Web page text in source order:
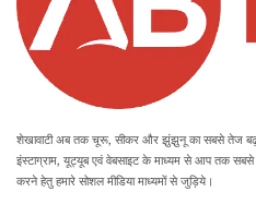
शेखावाटी अब तक चूरू, सीकर और झुंझुनू का सबसे तेज
इंस्टाग्राम, यूट्यूब एवं वेबसाइट के माध्यम से आप तक
करने हेतु हमारे सोशल मीडिया माध्यमों से जुड़िये।